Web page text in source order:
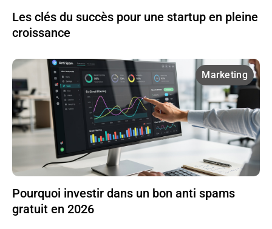
Les clés du succès pour une startup en pleine
croissance
Marketing
Pourquoi investir dans un bon anti spams
gratuit en 2026